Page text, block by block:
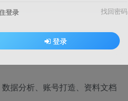
据分析、账号打造、资料文档
登录 找回密码
登录